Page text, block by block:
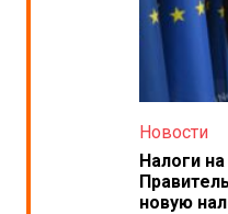
Новости
Налоги
новую